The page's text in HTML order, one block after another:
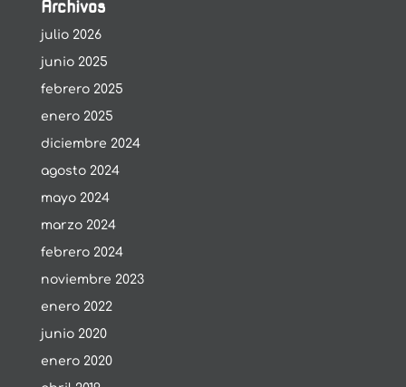
Archivos
julio 2026
junio 2025
febrero 2025
enero 2025
diciembre 2024
agosto 2024
mayo 2024
marzo 2024
febrero 2024
noviembre 2023
enero 2022
junio 2020
enero 2020